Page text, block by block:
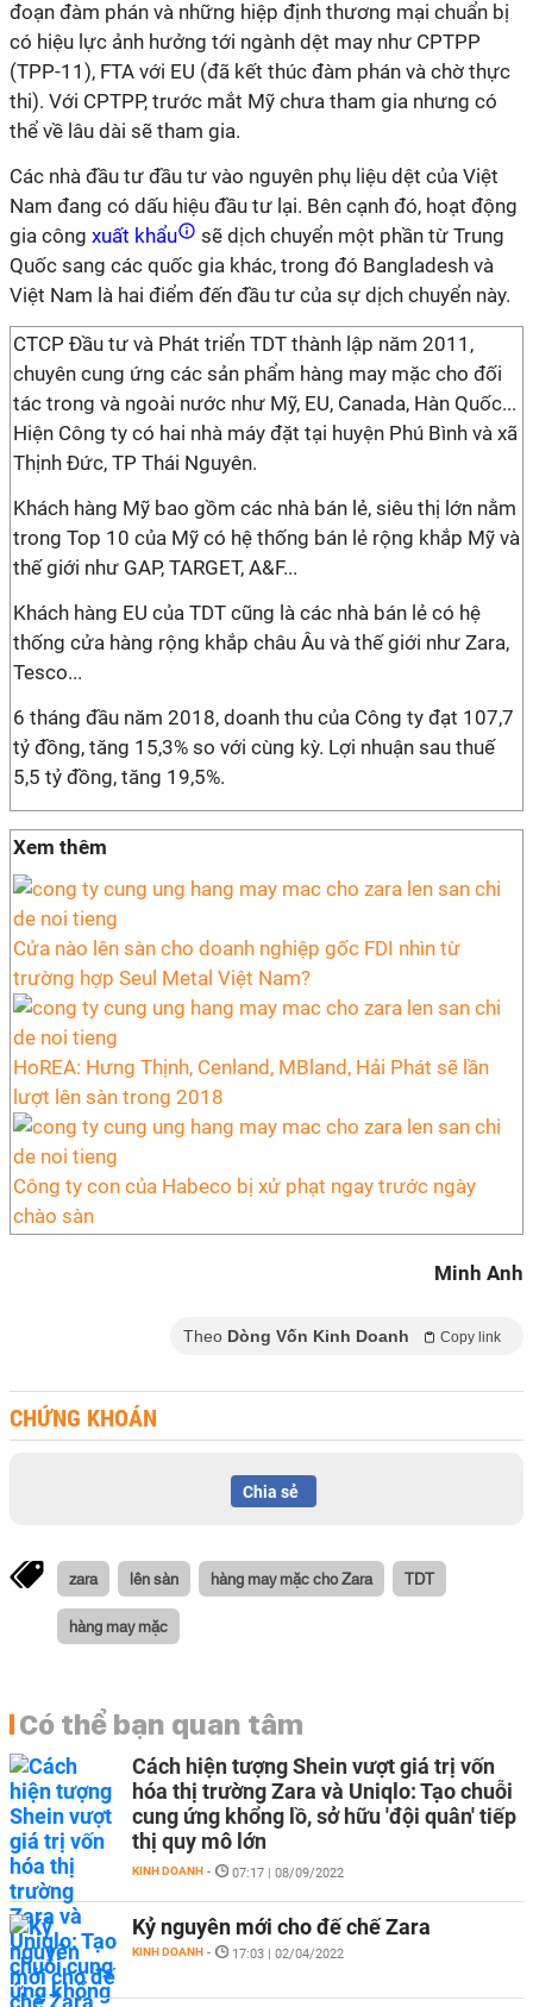
đoạn đàm phán và những hiệp định thương mại chuẩn bị
có hiệu lực ảnh hưởng tới ngành dệt may như CPTPP
(TPP-11), FTA với EU (đã kết thúc đàm phán và chờ thực
thi). Với CPTPP, trước mắt Mỹ chưa tham gia nhưng có
thể về lâu dài sẽ tham gia.
Các nhà đầu tư đầu tư vào nguyên phụ liệu dệt của Việt
Nam đang có dấu hiệu đầu tư lại. Bên cạnh đó, hoạt động
gia công xuất khẩu
sẽ dịch chuyển một phần từ Trung
Quốc sang các quốc gia khác, trong đó Bangladesh và
Việt Nam là hai điểm đến đầu tư của sự dịch chuyển này.
CTCP Đầu tư và Phát triển TDT thành lập năm 2011,
chuyên cung ứng các sản phẩm hàng may mặc cho đối
tác trong và ngoài nước như Mỹ, EU, Canada, Hàn Quốc...
Hiện Công ty có hai nhà máy đặt tại huyện Phú Bình và xã
Thịnh Đức, TP Thái Nguyên.
Khách hàng Mỹ bao gồm các nhà bán lẻ, siêu thị lớn nằm
trong Top 10 của Mỹ có hệ thống bán lẻ rộng khắp Mỹ và
thế giới như GAP, TARGET, A&F...
Khách hàng EU của TDT cũng là các nhà bán lẻ có hệ
thống cửa hàng rộng khắp châu Âu và thế giới như Zara,
Tesco...
6 tháng đầu năm 2018, doanh thu của Công ty đạt 107,7
tỷ đồng, tăng 15,3% so với cùng kỳ. Lợi nhuận sau thuế
5,5 tỷ đồng, tăng 19,5%.
Xem thêm
Cửa nào lên sàn cho doanh nghiệp gốc FDI nhìn từ
trường hợp Seul Metal Việt Nam?
HoREA: Hưng Thịnh, Cenland, MBland, Hải Phát sẽ lần
lượt lên sàn trong 2018
Công ty con của Habeco bị xử phạt ngay trước ngày
chào sàn
Minh Anh
Theo Dòng Vốn Kinh Doanh Copy link
CHỨNG KHOÁN
Chia sẻ
zara lên sàn hàng may mặc cho Zara TDT
hàng may mặc
Có thể bạn quan tâm
Cách hiện tượng Shein vượt giá trị vốn
hóa thị trường Zara và Uniqlo: Tạo chuỗi
cung ứng khổng lồ, sở hữu 'đội quân' tiếp
thị quy mô lớn
KINH DOANH - 07:17 | 08/09/2022
Kỷ nguyên mới cho đế chế Zara
KINH DOANH - 17:03 | 02/04/2022